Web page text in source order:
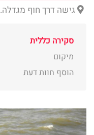
גישה דרך חוף מגדלה.
סקירה כללית
מיקום
הוסף חוות דעת